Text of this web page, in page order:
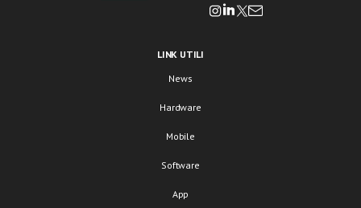
LINK UTILI
News
Hardware
Mobile
Software
App